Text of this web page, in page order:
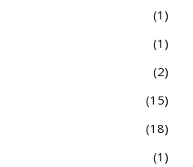
1
1
2
15
18
1